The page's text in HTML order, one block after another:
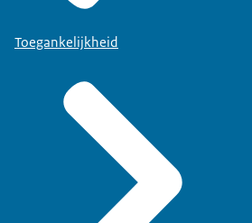
Toegankelijkheid